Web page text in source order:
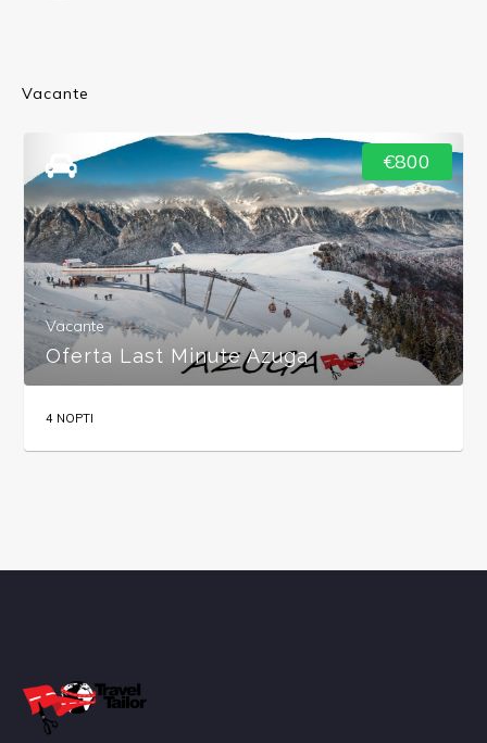
Vacante
€800
Vacante
Oferta Last Minute Azuga
4 NOPTI